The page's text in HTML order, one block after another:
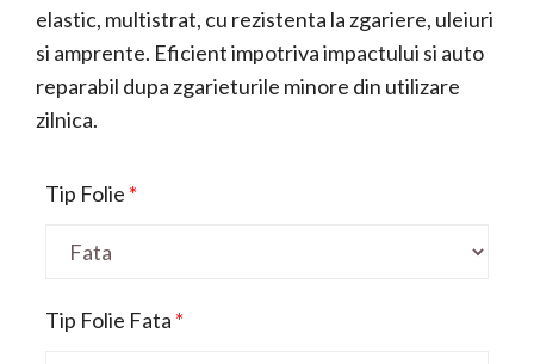
elastic, multistrat, cu rezistenta la zgariere, uleiuri
si amprente. Eficient impotriva impactului si auto
reparabil dupa zgarieturile minore din utilizare
zilnica.
Tip Folie *
Tip Folie Fata *